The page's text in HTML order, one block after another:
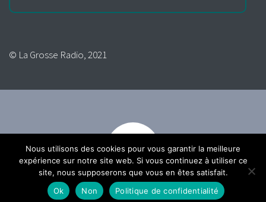
© La Grosse Radio, 2021
Nous utilisons des cookies pour vous garantir la meilleure
expérience sur notre site web. Si vous continuez à utiliser ce
site, nous supposerons que vous en êtes satisfait.
Ok
Non Politique de confidentialité